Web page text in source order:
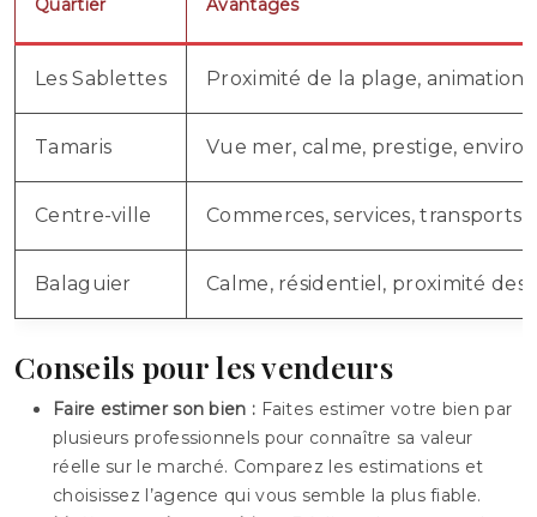
Les Sablettes Proximité de la plage,
Tamaris Vue mer, calme, prestige,
Centre-ville Commerces, services,
Balaguier Calme, résidentiel, proximité
Conseils pour les vendeurs
Faire estimer son bien : Faites estimer votre bien par
plusieurs professionnels pour connaître sa valeur
réelle sur le marché. Comparez les estimations et
choisissez l’agence qui vous semble la plus fiable.